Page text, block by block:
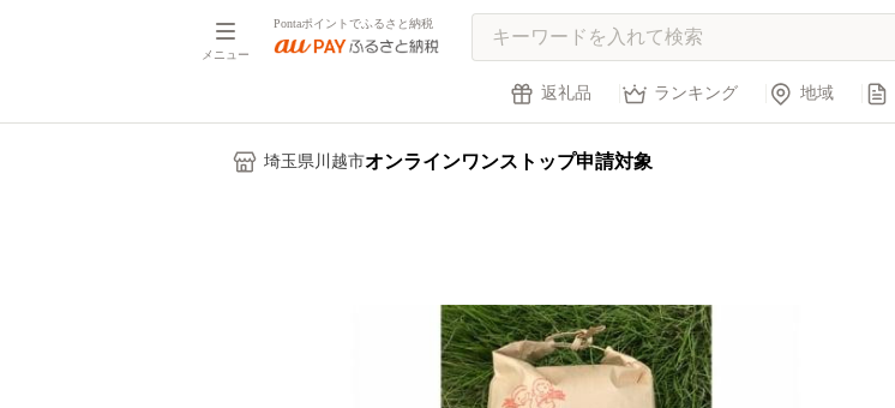
メニュー
Pontaポイントでふるさと納税
返礼品 ランキング 地域
埼玉県川越市オンラインワンストップ申請対象